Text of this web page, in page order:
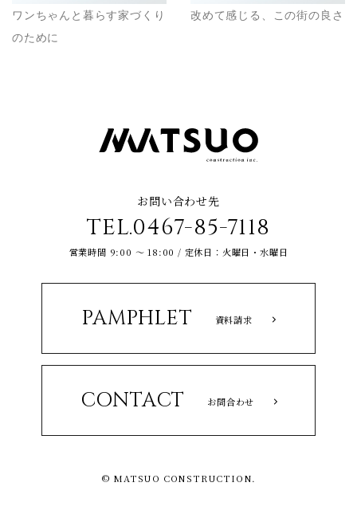
ワンちゃんと暮らす家づくり
のために
改めて感じる、この街の良さ
お問い合わせ先
TEL.0467-85-7118
営業時間 9:00 ～ 18:00 / 定休日：火曜日・水曜日
PAMPHLET 資料請求
CONTACT お問合わせ
© MATSUO CONSTRUCTION.